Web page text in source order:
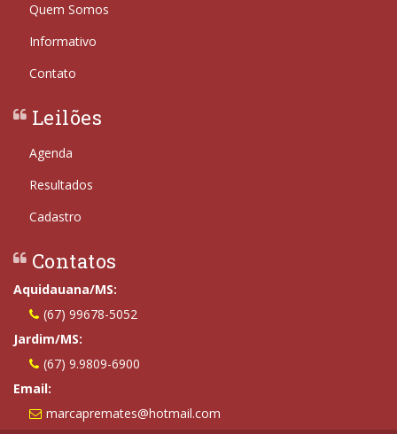
Quem Somos
Informativo
Contato
Leilões
Agenda
Resultados
Cadastro
Contatos
Aquidauana/MS:
(67) 99678-5052
Jardim/MS:
(67) 9.9809-6900
Email:
marcapremates@hotmail.com